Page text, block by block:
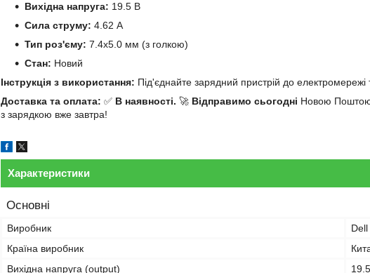
Вихідна напруга: 19.5 В
Сила струму: 4.62 А
Тип роз'єму: 7.4x5.0 мм (з голкою)
Стан: Новий
Інструкція з використання: Під'єднайте зарядний пристрій до
Доставка та оплата: ✅ В наявності. 🚀 Відправимо сьогодні Новою Поштою
з зарядкою вже завтра!
Характеристики
Основні
Виробник
Dell
Країна виробник
Вихідна напруга (output)